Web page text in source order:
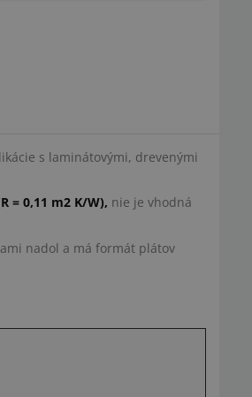
s laminátovými, drevenými
= 0,11 m2 K/W), nie je vhodná
nadol a má formát plátov